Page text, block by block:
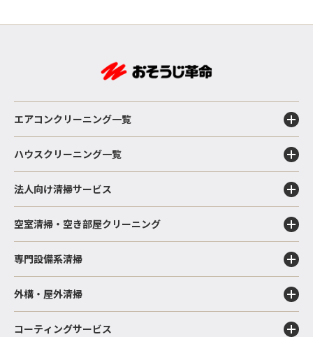
エアコンクリーニング一覧
ハウスクリーニング一覧
法人向け清掃サービス
空室清掃・空き部屋クリーニング
専門設備系清掃
外構・屋外清掃
コーティングサービス